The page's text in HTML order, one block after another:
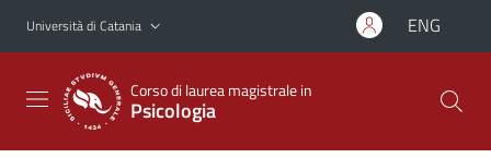
Vai al contenuto principale
Vai al menu di navigazione
Università di Catania ENG
Corso di laurea magistrale in
Psicologia